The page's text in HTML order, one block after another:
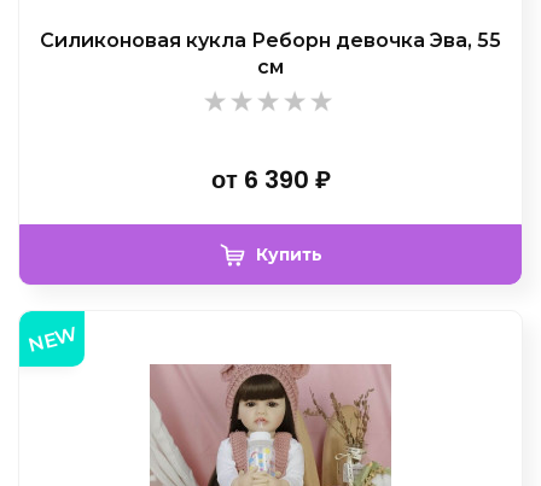
Силиконовая кукла Реборн девочка Эва, 55
см
от6 390 ₽
Купить
NEW